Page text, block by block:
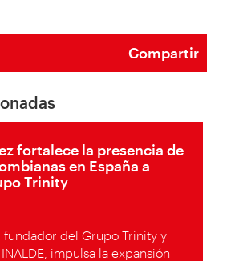
Compartir
fortalece la presencia de
en España a
Trinity
fundador del Grupo Trinity y
impulsa la expansión